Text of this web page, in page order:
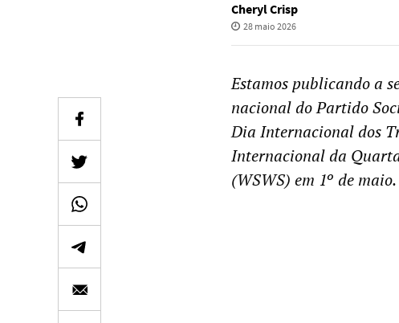
Cheryl Crisp
28 maio 2026
Estamos publicando a
nacional do Partido
Dia Internacional dos
Internacional da
(WSWS) em 1º de maio.